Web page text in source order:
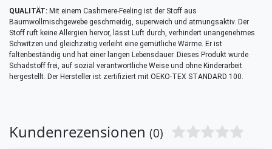
QUALITÄT: Mit einem Cashmere-Feeling ist der Stoff aus
Baumwollmischgewebe geschmeidig, superweich und atmungsaktiv. Der
Stoff ruft keine Allergien hervor, lässt Luft durch, verhindert unangenehmes
Schwitzen und gleichzeitig verleiht eine gemütliche Wärme. Er ist
faltenbeständig und hat einer langen Lebensdauer. Dieses Produkt wurde
Schadstoff frei, auf sozial verantwortliche Weise und ohne Kinderarbeit
hergestellt. Der Hersteller ist zertifiziert mit OEKO-TEX STANDARD 100.
Kundenrezensionen (0)